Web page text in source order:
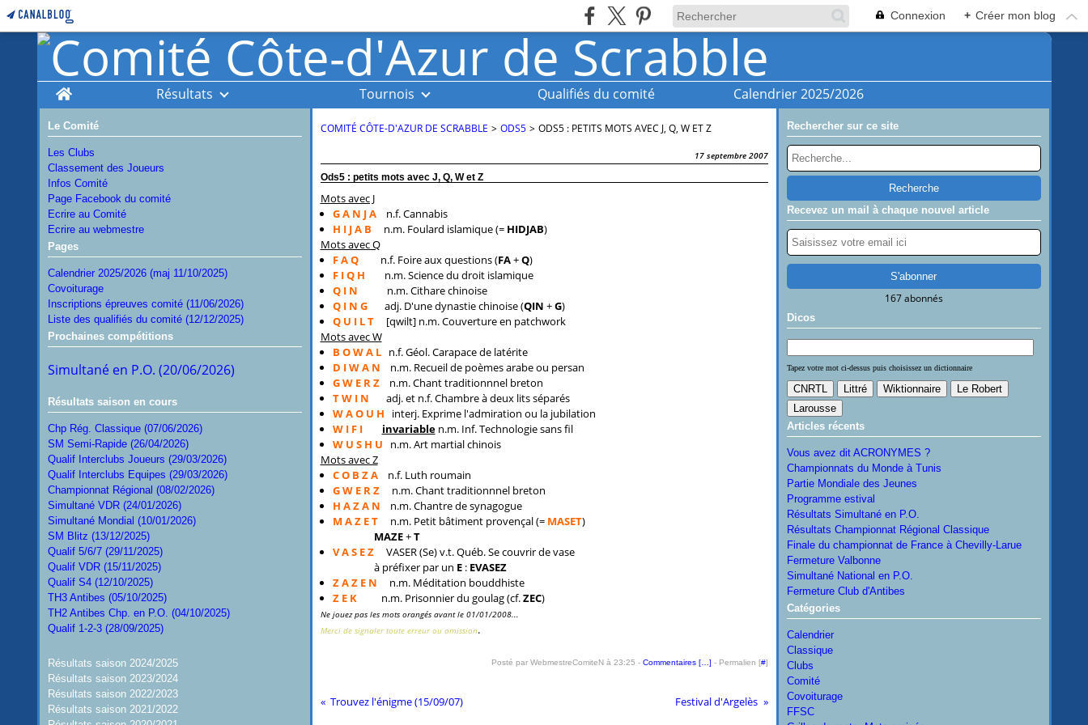
Connexion + Créer mon blog
Home Résultats Tournois Qualifiés du comité Calendrier 2025/2026
Le Comité
Les Clubs
Classement des Joueurs
Infos Comité
Page Facebook du comité
Ecrire au Comité
Ecrire au webmestre
Pages
Calendrier 2025/2026 (maj 11/10/2025)
Covoiturage
Inscriptions épreuves comité (11/06/2026)
Liste des qualifiés du comité (12/12/2025)
Prochaines compétitions
Simultané en P.O. (20/06/2026)
Résultats saison en cours
Chp Rég. Classique (07/06/2026)
SM Semi-Rapide (26/04/2026)
Qualif Interclubs Joueurs (29/03/2026)
Qualif Interclubs Equipes (29/03/2026)
Championnat Régional (08/02/2026)
Simultané VDR (24/01/2026)
Simultané Mondial (10/01/2026)
SM Blitz (13/12/2025)
Qualif 5/6/7 (29/11/2025)
Qualif VDR (15/11/2025)
Qualif S4 (12/10/2025)
TH3 Antibes (05/10/2025)
TH2 Antibes Chp. en P.O. (04/10/2025)
Qualif 1-2-3 (28/09/2025)
Résultats saison 2024/2025
Résultats saison 2023/2024
Résultats saison 2022/2023
Résultats saison 2021/2022
COMITÉ CÔTE-D'AZUR DE SCRABBLE > ODS5 > ODS5 : PETITS MOTS AVEC J, Q, W ET Z
17 septembre 2007
Ods5 : petits mots avec J, Q, W et Z
Mots avec J
G A N J An.f. Cannabis
H I J A B
n.m. Foulard islamique (= HIDJAB)
Mots avec Q
F A Qn.f. Foire aux questions (FA+Q)
F I Q H
n.m. Science du droit islamique
Q I N
n.m. Cithare chinoise
Q I N G
adj. D'une dynastie chinoise (QIN +G)
Q U I L T
[qwilt] n.m. Couverture en patchwork
Mots avec W
B O W A Ln.f. Géol. Carapace de latérite
D I W A N
n.m. Recueil de poèmes arabe ou persan
G W E R Z
n.m. Chant traditionnnel breton
T W I N
adj. et n.f. Chambre à deux lits séparés
W A O U H
interj. Exprime l'admiration ou la jubilation
W I F I
invariablen.m. Inf. Technologie sans fil
W U S H U
n.m. Art martial chinois
Mots avec Z
C O B Z An.f. Luth roumain
G W E R Z
n.m. Chant traditionnnel breton
H A Z A N n.m. Chantre de synagogue
M A Z E T
n.m. Petit bâtiment provençal (= MASET)
MAZE+T
V A S E Z
VASER (Se) v.t. Québ. Se couvrir de vase
à préfixer par un E: EVASEZ
Z A Z E N
n.m. Méditation bouddhiste
Z E K
n.m. Prisonnier du goulag (cf.ZEC)
Ne jouez pas les mots orangés avant le 01/01/2008...
Merci de signaler toute erreur ou omission.
Posté par WebmestreComiteN à 23:25 - Commentaires [… ] - Permalien [#]
Trouvez l'énigme (15/09/07) Festival d'Argelès
Rechercher sur ce site
Recevez un mail à chaque nouvel article
167 abonnés
Dicos
Tapez votre mot ci-dessus puis choisissez un dictionnaire
Articles récents
Vous avez dit ACRONYMES ?
Championnats du Monde à Tunis
Partie Mondiale des Jeunes
Programme estival
Résultats Simultané en P.O.
Résultats Championnat Régional Classique
Finale du championnat de France à Chevilly-Larue
Fermeture Valbonne
Simultané National en P.O.
Fermeture Club d'Antibes
Catégories
Calendrier
Classique
Clubs
Comité
Covoiturage
FFSC